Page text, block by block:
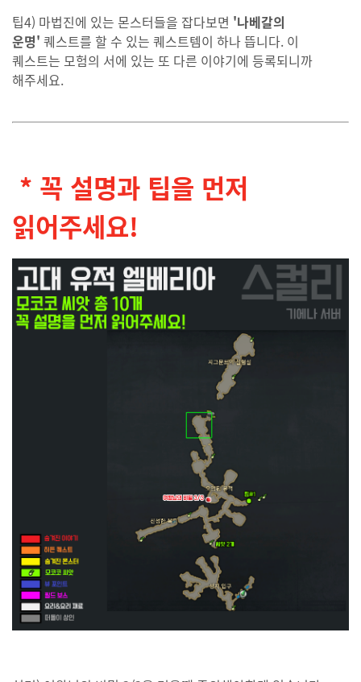
팁4) 마법진에 있는 몬스터들을 잡다보면 '나베갈의
운명' 퀘스트를 할 수 있는 퀘스트템이 하나 뜹니다. 이
퀘스트는 모험의 서에 있는 또 다른 이야기에 등록되니까
해주세요.
* 꼭 설명과 팁을 먼저
읽어주세요!